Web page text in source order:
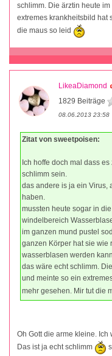
schlimm. Die ärztin heute
extremes krankheitsbild hat
die maus so leid
LikeaDiamond
1829 Beiträge
08.06.2013 23:58
Zitat von sweetpoisen:
Ich hoffe doch mal dass
schlimm sein.
das andere is ja ein Virus,
haben.
mussten heute sogar in
windelbereich
im ganzen mund pustel
ganzen Körper hat sie wie
wasserblasen werden
das wäre echt schlimm.
und meinte so ein
mehr gesehen. Mir tut die
Oh Gott die arme kleine.
Das ist ja echt schlimm